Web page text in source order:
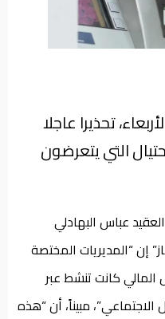
تحذيرا عاجلا
التي يتعرضون
عباس البهادلي
إن “المديريات المختصة
للاحتيال المالي كانت تنشط عبر
مبيناً، أن “هذه